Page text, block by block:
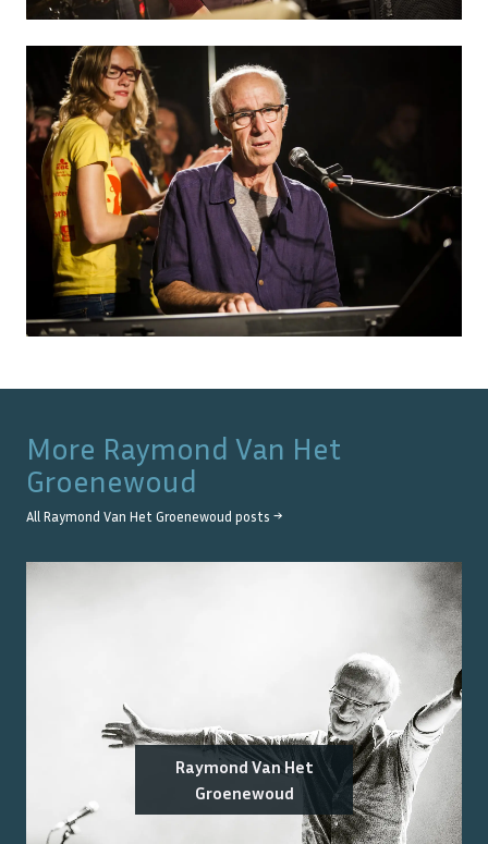
More Raymond Van Het
Groenewoud
All Raymond Van Het Groenewoud posts →
Raymond Van Het
Groenewoud